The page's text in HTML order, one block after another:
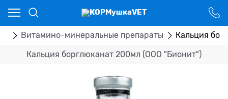
Витамино-минеральные препараты Кальция
Кальция борглюканат 200мл (ООО "Бионит")
Ваш город - Костанай,
угадали?